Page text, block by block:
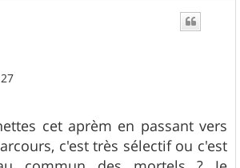
cet aprèm en passant vers
c'est très sélectif ou c'est